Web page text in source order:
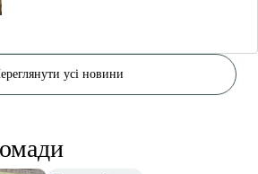
усі новини